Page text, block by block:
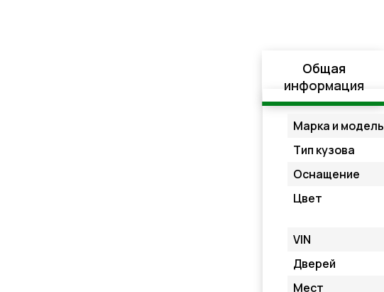
Общая
информация
Марка и модель
Тип кузова
Оснащение
Цвет
VIN
Дверей
Мест